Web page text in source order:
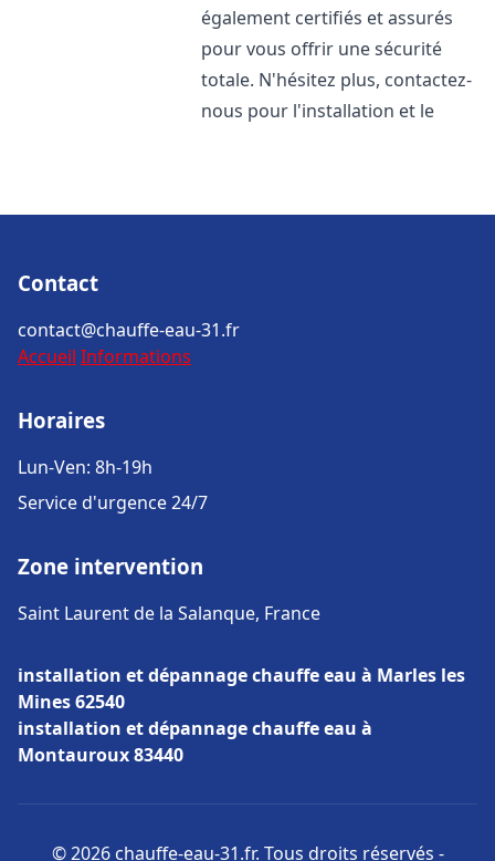
également certifiés et assurés
pour vous offrir une sécurité
totale. N'hésitez plus, contactez-
nous pour l'installation et le
Contact
contact@chauffe-eau-31.fr
Accueil Informations
Horaires
Lun-Ven: 8h-19h
Service d'urgence 24/7
Zone intervention
Saint Laurent de la Salanque, France
installation et dépannage chauffe eau à Marles les
Mines 62540
installation et dépannage chauffe eau à
Montauroux 83440
© 2026 chauffe-eau-31.fr. Tous droits réservés -